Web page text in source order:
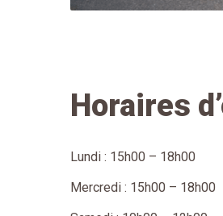
Horaires
Lundi : 15h00 – 18h00
Mercredi : 15h00 – 18h00